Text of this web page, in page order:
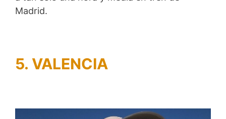
Madrid.
5. VALENCIA